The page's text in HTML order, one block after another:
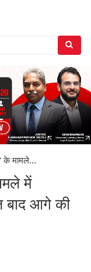
के मामले...
में
बाद आगे की